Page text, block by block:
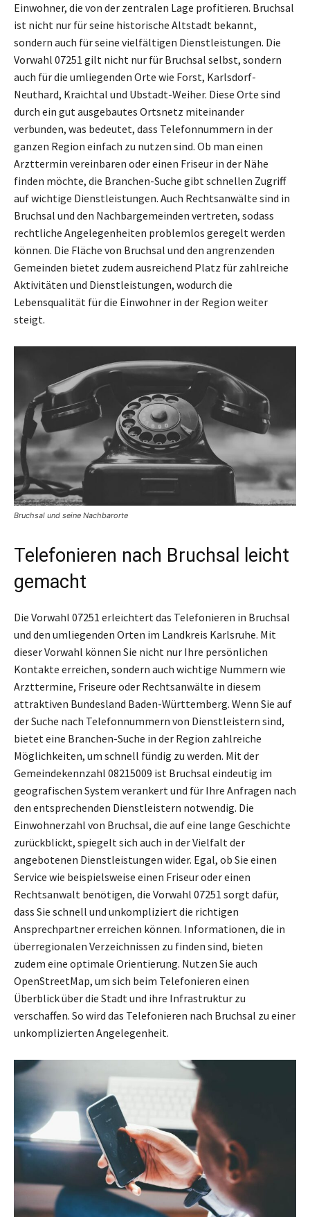
Einwohner, die von der zentralen Lage profitieren. Bruchsal
ist nicht nur für seine historische Altstadt bekannt,
sondern auch für seine vielfältigen Dienstleistungen. Die
Vorwahl 07251 gilt nicht nur für Bruchsal selbst, sondern
auch für die umliegenden Orte wie Forst, Karlsdorf-
Neuthard, Kraichtal und Ubstadt-Weiher. Diese Orte sind
durch ein gut ausgebautes Ortsnetz miteinander
verbunden, was bedeutet, dass Telefonnummern in der
ganzen Region einfach zu nutzen sind. Ob man einen
Arzttermin vereinbaren oder einen Friseur in der Nähe
finden möchte, die Branchen-Suche gibt schnellen Zugriff
auf wichtige Dienstleistungen. Auch Rechtsanwälte sind in
Bruchsal und den Nachbargemeinden vertreten, sodass
rechtliche Angelegenheiten problemlos geregelt werden
können. Die Fläche von Bruchsal und den angrenzenden
Gemeinden bietet zudem ausreichend Platz für zahlreiche
Aktivitäten und Dienstleistungen, wodurch die
Lebensqualität für die Einwohner in der Region weiter
steigt.
Bruchsal und seine Nachbarorte
Telefonieren nach Bruchsal leicht
gemacht
Die Vorwahl 07251 erleichtert das Telefonieren in Bruchsal
und den umliegenden Orten im Landkreis Karlsruhe. Mit
dieser Vorwahl können Sie nicht nur Ihre persönlichen
Kontakte erreichen, sondern auch wichtige Nummern wie
Arzttermine, Friseure oder Rechtsanwälte in diesem
attraktiven Bundesland Baden-Württemberg. Wenn Sie auf
der Suche nach Telefonnummern von Dienstleistern sind,
bietet eine Branchen-Suche in der Region zahlreiche
Möglichkeiten, um schnell fündig zu werden. Mit der
Gemeindekennzahl 08215009 ist Bruchsal eindeutig im
geografischen System verankert und für Ihre Anfragen nach
den entsprechenden Dienstleistern notwendig. Die
Einwohnerzahl von Bruchsal, die auf eine lange Geschichte
zurückblickt, spiegelt sich auch in der Vielfalt der
angebotenen Dienstleistungen wider. Egal, ob Sie einen
Service wie beispielsweise einen Friseur oder einen
Rechtsanwalt benötigen, die Vorwahl 07251 sorgt dafür,
dass Sie schnell und unkompliziert die richtigen
Ansprechpartner erreichen können. Informationen, die in
überregionalen Verzeichnissen zu finden sind, bieten
zudem eine optimale Orientierung. Nutzen Sie auch
OpenStreetMap, um sich beim Telefonieren einen
Überblick über die Stadt und ihre Infrastruktur zu
verschaffen. So wird das Telefonieren nach Bruchsal zu einer
unkomplizierten Angelegenheit.